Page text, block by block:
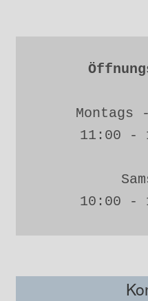
11:00 -
10:00 -